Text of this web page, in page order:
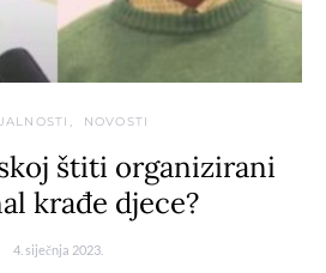
NOVOSTI
štiti organizirani
krađe djece?
4. siječnja 2023.